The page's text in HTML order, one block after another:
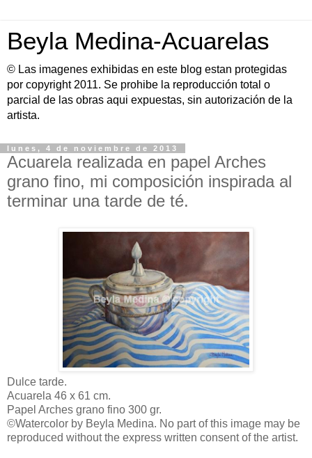
Beyla Medina-Acuarelas
© Las imagenes exhibidas en este blog estan protegidas
por copyright 2011. Se prohibe la reproducción total o
parcial de las obras aqui expuestas, sin autorización de la
artista.
lunes, 4 de noviembre de 2013
Acuarela realizada en papel Arches
grano fino, mi composición inspirada al
terminar una tarde de té.
Dulce tarde.
Acuarela 46 x 61 cm.
Papel Arches grano fino 300 gr.
©Watercolor by Beyla Medina. No part of this image may be
reproduced without the express written consent of the artist.